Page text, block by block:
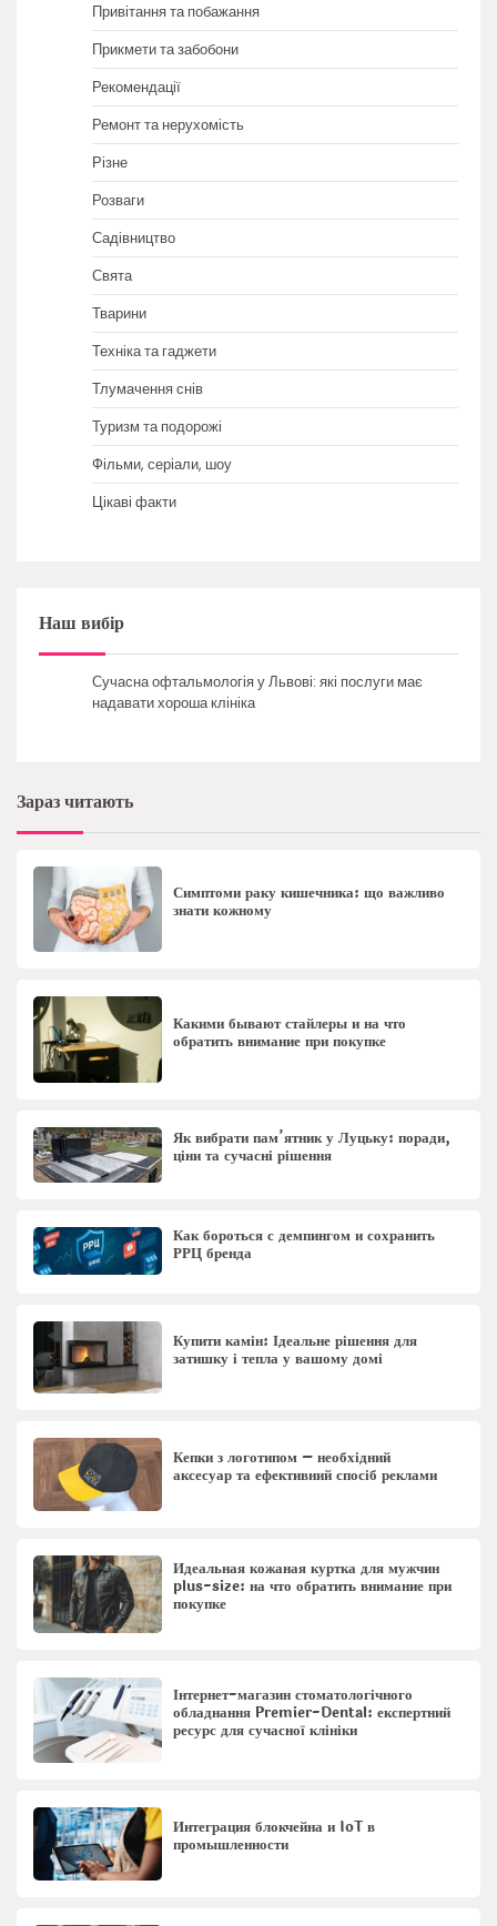
Привітання та побажання
Прикмети та забобони
Рекомендації
Ремонт та нерухомість
Різне
Розваги
Садівництво
Свята
Тварини
Техніка та гаджети
Тлумачення снів
Туризм та подорожі
Фільми, серіали, шоу
Цікаві факти
Наш вибір
Сучасна офтальмологія у Львові: які послуги має
надавати хороша клініка
Зараз читають
Симптоми раку кишечника: що важливо
знати кожному
Какими бывают стайлеры и на что
обратить внимание при покупке
Як вибрати пам’ятник у Луцьку: поради,
ціни та сучасні рішення
Как бороться с демпингом и сохранить
РРЦ бренда
Купити камін: Ідеальне рішення для
затишку і тепла у вашому домі
Кепки з логотипом – необхідний
аксесуар та ефективний спосіб реклами
Идеальная кожаная куртка для мужчин
plus-size: на что обратить внимание при
покупке
Інтернет-магазин стоматологічного
обладнання Premier-Dental: експертний
ресурс для сучасної клініки
Интеграция блокчейна и IoT в
промышленности